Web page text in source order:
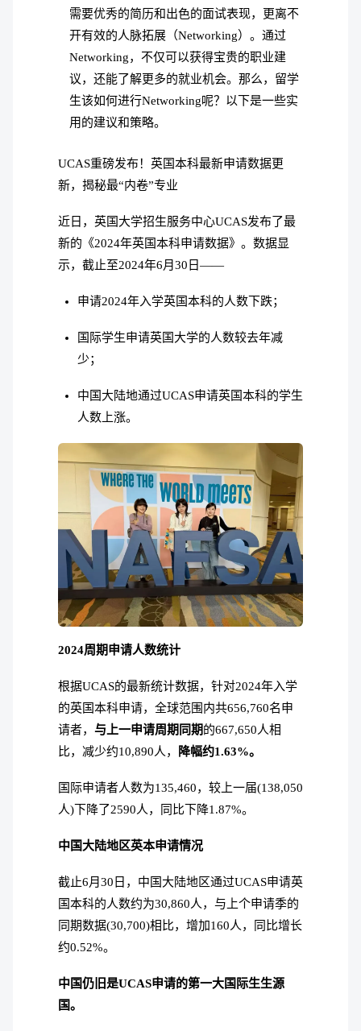
需要优秀的简历和出色的面试表现，更离不
开有效的人脉拓展（Networking）。通过
Networking，不仅可以获得宝贵的职业建
议，还能了解更多的就业机会。那么，留学
生该如何进行Networking呢？以下是一些实
用的建议和策略。
UCAS重磅发布！英国本科最新申请数据更
新，揭秘最“内卷”专业
近日，英国大学招生服务中心UCAS发布了最
新的《2024年英国本科申请数据》。数据显
示，截止至2024年6月30日——
申请2024年入学英国本科的人数下跌；
国际学生申请英国大学的人数较去年减
少；
中国大陆地通过UCAS申请英国本科的学生
人数上涨。
2024周期申请人数统计
根据UCAS的最新统计数据，针对2024年入学
的英国本科申请，全球范围内共656,760名申
请者， 与上一申请周期同期的667,650人相
比，减少约10,890人，
降幅约1.63%。
国际申请者人数为135,460，较上一届(138,050
人)下降了2590人，同比下降1.87%。
中国大陆地区英本申请情况
截止6月30日，中国大陆地区通过UCAS申请英
国本科的人数约为30,860人，与上个申请季的
同期数据(30,700)相比，增加160人，同比增长
约0.52%。
中国仍旧是UCAS申请的第一大国际生生源
国。